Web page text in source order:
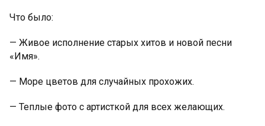
Что было:
— Живое исполнение старых хитов и новой песни
«Имя».
— Море цветов для случайных прохожих.
— Теплые фото с артисткой для всех желающих.